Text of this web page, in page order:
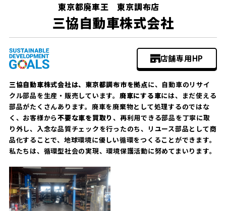
東京都廃車王 東京調布店
三協自動車株式会社
店舗専用HP
三協自動車株式会社は、東京都調布市を拠点に、自動車のリサイ
クル部品を生産・販売しています。 廃車にする車には、まだ使える
部品がたくさんあります。廃車を廃棄物として処理するのではな
く、お客様から不要な車を買取り、再利用できる部品を丁寧に取
り外し、入念な品質チェックを行ったのち、リユース部品として商
品化することで、地球環境に優しい循環をつくることができます。
私たちは、循環型社会の実現、環境保護活動に努めてまいります。